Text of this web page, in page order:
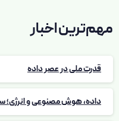
مهم‌ترین اخبار
قدرت ملی در عصر داده
داده، هوش مصنوعی و انرژی؛